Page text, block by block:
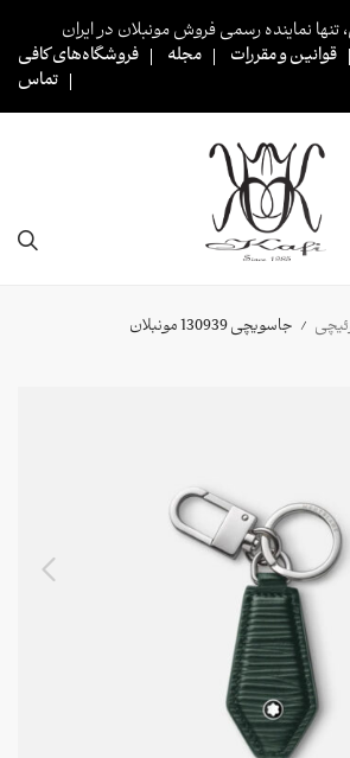
نماینده رسمی فروش مونبلان در ایران
قوانین و مقررات مجله
فروشگاه‌های کافی
تماس
/ جاسویچی 130939 مونبلان